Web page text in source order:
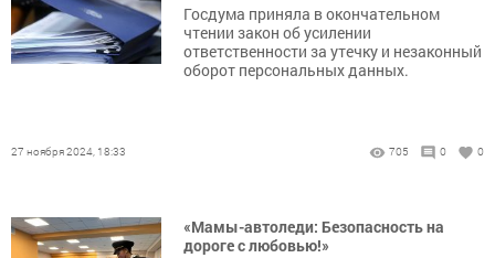
Госдума приняла в окончательном
чтении закон об усилении
ответственности за утечку и незаконный
оборот персональных данных.
27 ноября 2024, 18:33 705 0 0
«Мамы-автоледи: Безопасность на
дороге с любовью!»